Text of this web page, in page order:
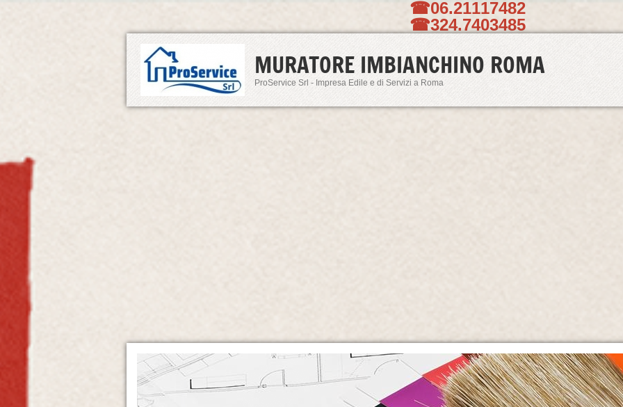
☎06.21117482
☎324.7403485
MURATORE IMBIANCHINO ROMA
ProService Srl - Impresa Edile e di Servizi a Roma